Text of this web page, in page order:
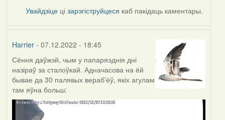
Увайдзіце цізарэгіструйцеся каб пакідаць каментары.
Harrier- 07.12.2022 - 18:45
Сёння даўжэй, чым у папаряэднія дні
назіраў за сталоўкай. Адначасова на ёй
бывае да 30 палявых вераб'ёў, якіх агулам
там яўна больш: